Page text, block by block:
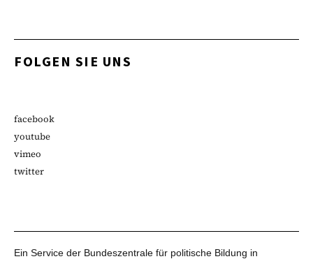
FOLGEN SIE UNS
facebook
youtube
vimeo
twitter
Ein Service der Bundeszentrale für politische Bildung in